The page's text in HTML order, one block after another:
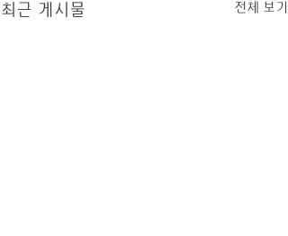
최근 게시물 전체 보기